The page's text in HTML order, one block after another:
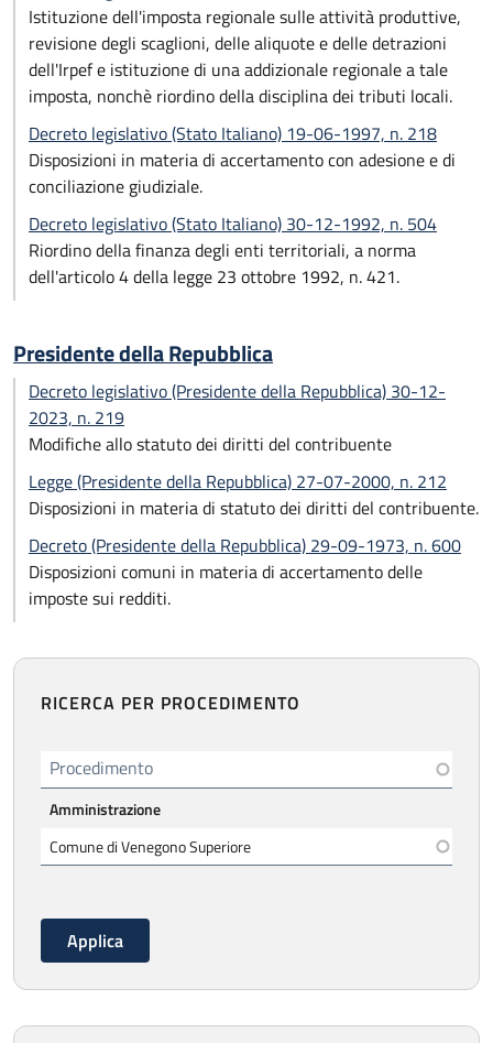
Istituzione dell'imposta regionale sulle attività produttive,
revisione degli scaglioni, delle aliquote e delle detrazioni
dell'Irpef e istituzione di una addizionale regionale a tale
imposta, nonchè riordino della disciplina dei tributi locali.
Decreto legislativo (Stato Italiano) 19-06-1997, n. 218
Disposizioni in materia di accertamento con adesione e di
conciliazione giudiziale.
Decreto legislativo (Stato Italiano) 30-12-1992, n. 504
Riordino della finanza degli enti territoriali, a norma
dell'articolo 4 della legge 23 ottobre 1992, n. 421.
Presidente della Repubblica
Decreto legislativo (Presidente della Repubblica) 30-12-
2023, n. 219
Modifiche allo statuto dei diritti del contribuente
Legge (Presidente della Repubblica) 27-07-2000, n. 212
Disposizioni in materia di statuto dei diritti del contribuente.
Decreto (Presidente della Repubblica) 29-09-1973, n. 600
Disposizioni comuni in materia di accertamento delle
imposte sui redditi.
RICERCA PER PROCEDIMENTO
Procedimento
Amministrazione